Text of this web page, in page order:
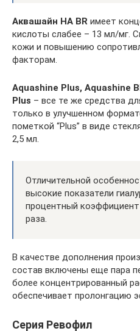
Аквашайн HA BR имеет
кислоты слабее – 13 мл/мг.
кожи и повышению
факторам.
Аquashine Plus, Aquashine
Plus – все те же средства
только в улучшенном
пометкой “Plus” в виде
2,5 мл.
Отличительной
высокие показатели
процентный коэффициент
раза.
В качестве дополнения
состав включены еще пара
более концентрированный
обеспечивает пролонгацию
Серия Ревофил